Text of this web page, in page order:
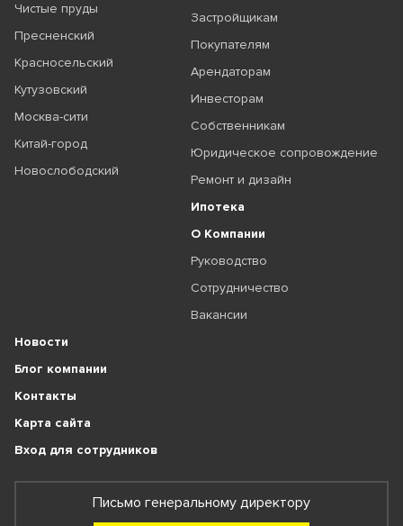
Чистые пруды
Пресненский
Красносельский
Кутузовский
Москва-сити
Китай-город
Новослободский
Застройщикам
Покупателям
Арендаторам
Инвесторам
Собственникам
Юридическое сопровождение
Ремонт и дизайн
Ипотека
О Компании
Руководство
Сотрудничество
Вакансии
Новости
Блог компании
Контакты
Карта сайта
Вход для сотрудников
Письмо генеральному директору